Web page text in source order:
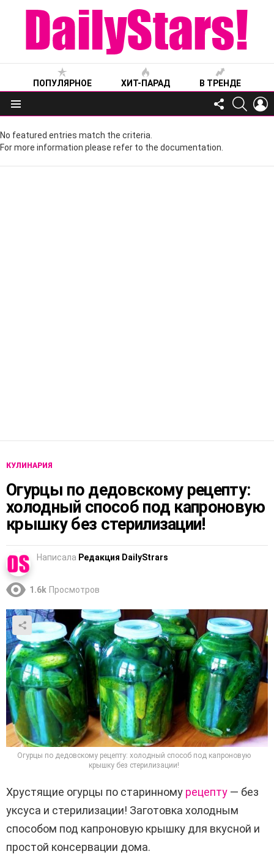
ПОПУЛЯРНОЕ ХИТ-ПАРАД В ТРЕНДЕ
Меню
FOLLOW
US
No featured entries match the criteria.
For more information please refer to the documentation.
КУЛИНАРИЯ
Огурцы по дедовскому рецепту:
холодный способ под капроновую
крышку без стерилизации!
Написала Редакция DailyStrars
1.6k Просмотров
Огурцы по дедовскому рецепту: холодный способ под капроновую
крышку без стерилизации!
Хрустящие огурцы по старинному рецепту — без
уксуса и стерилизации! Заготовка холодным
способом под капроновую крышку для вкусной и
простой консервации дома.